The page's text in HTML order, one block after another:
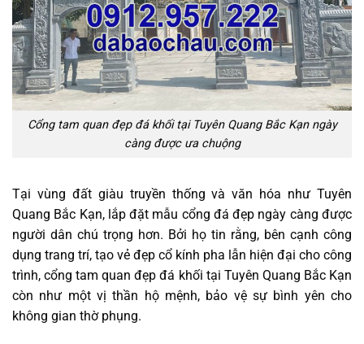
Cổng tam quan đẹp đá khối tại Tuyên Quang Bắc Kạn ngày
càng được ưa chuộng
Tại vùng đất giàu truyền thống và văn hóa như Tuyên
Quang Bắc Kạn, lắp đặt mẫu cổng đá đẹp ngày càng được
người dân chú trọng hơn. Bởi họ tin rằng, bên cạnh công
dụng trang trí, tạo vẻ đẹp cổ kính pha lẫn hiện đại cho công
trình, cổng tam quan đẹp đá khối tại Tuyên Quang Bắc Kạn
còn như một vị thần hộ mệnh, bảo vệ sự bình yên cho
không gian thờ phụng.